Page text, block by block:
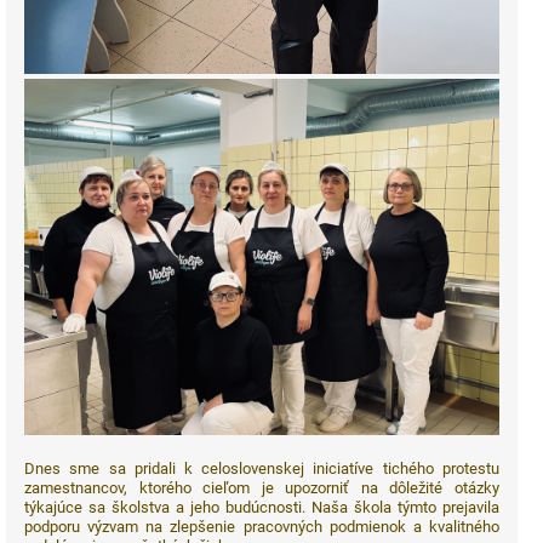
Dnes sme sa pridali k celoslovenskej iniciatíve tichého protestu
zamestnancov, ktorého cieľom je upozorniť na dôležité otázky
týkajúce sa školstva a jeho budúcnosti. Naša škola týmto prejavila
podporu výzvam na zlepšenie pracovných podmienok a kvalitného